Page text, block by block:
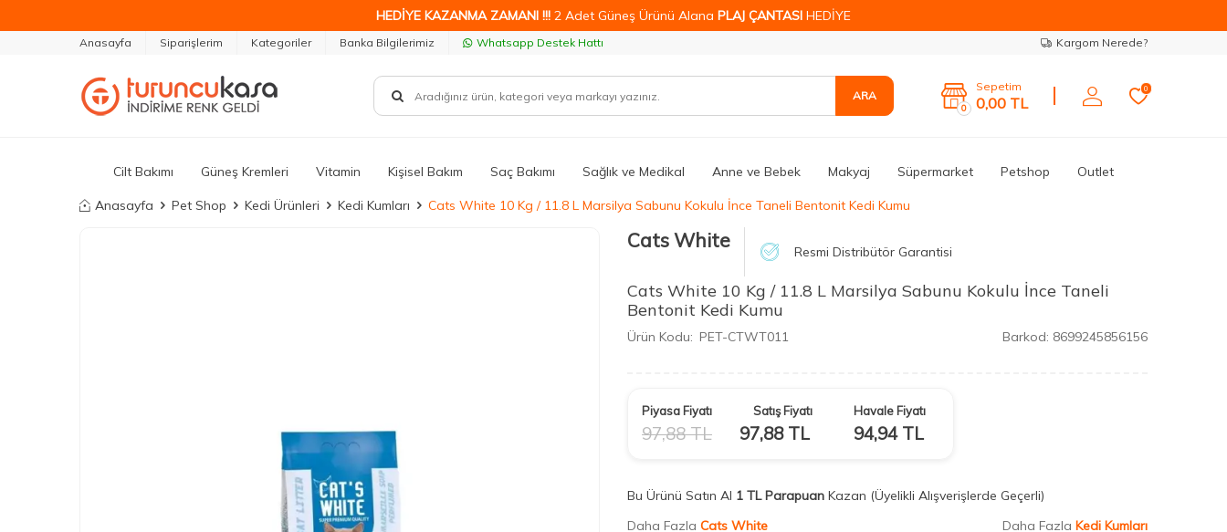
HEDİYE KAZANMA ZAMANI !!! 2 Adet Güneş Ürünü Alana PLAJ ÇANTASI HEDİYE
Anasayfa Siparişlerim Kategoriler Banka Bilgilerimiz Whatsapp Destek Hattı Kargom Nerede?
ARA
0
Sepetim
0,00 TL
0
Cilt Bakımı Güneş Kremleri Vitamin Kişisel Bakım Saç Bakımı Sağlık ve Medikal Anne ve Bebek Makyaj Süpermarket Petshop Outlet
Anasayfa Pet Shop Kedi Ürünleri Kedi Kumları Cats White 10 Kg / 11.8 L Marsilya Sabunu Kokulu İnce Taneli Bentonit Kedi Kumu
Cats White Resmi Distribütör Garantisi
Cats White 10 Kg / 11.8 L Marsilya Sabunu Kokulu İnce Taneli
Bentonit Kedi Kumu
Ürün Kodu: PET-CTWT011 Barkod: 8699245856156
Piyasa Fiyatı
97,88TL
Satış Fiyatı
97,88TL
Havale Fiyatı
94,94TL
Bu Ürünü Satın Al 1 TL Parapuan Kazan (Üyelikli Alışverişlerde Geçerli)
Daha Fazla Cats White Daha Fazla Kedi Kumları